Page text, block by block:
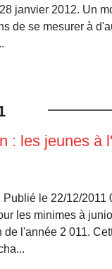
janvier 2012. Un
de se mesurer à
: les jeunes à
le 22/12/2011
les minimes à
de l'année 2 011.